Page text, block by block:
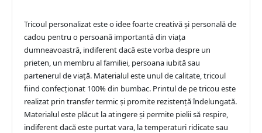
Tricoul personalizat este o idee foarte creativă și personală de
cadou pentru o persoană importantă din viața
dumneavoastră, indiferent dacă este vorba despre un
prieten, un membru al familiei, persoana iubită sau
partenerul de viață. Materialul este unul de calitate, tricoul
fiind confecționat 100% din bumbac. Printul de pe tricou este
realizat prin transfer termic și promite rezistență îndelungată.
Materialul este plăcut la atingere și permite pielii să respire,
indiferent dacă este purtat vara, la temperaturi ridicate sau